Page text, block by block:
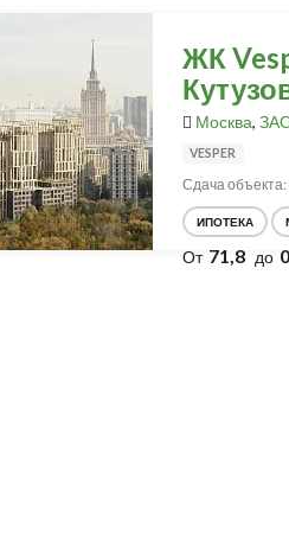
ЖК
Москва,
VESPER
Сдача объекта:
ИПОТЕКА
От 71,8 до 0